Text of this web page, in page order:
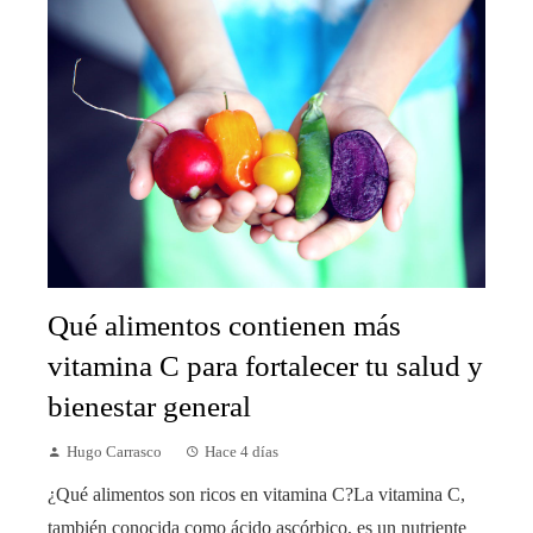
Qué alimentos contienen más
vitamina C para fortalecer tu salud y
bienestar general
Hugo Carrasco Hace 4 días
¿Qué alimentos son ricos en vitamina C?La vitamina C,
también conocida como ácido ascórbico, es un nutriente